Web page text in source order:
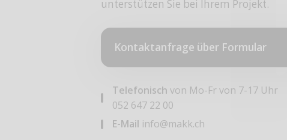
unterstützen Sie bei Ihrem Projekt.
Kontaktanfrage über Formular
Telefonisch von Mo-Fr von 7-17 Uhr
052 647 22 00
E-Mail info@makk.ch